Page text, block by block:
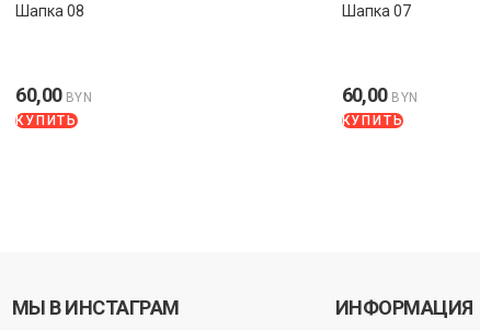
Шапка 08
60,00 BYN
КУПИТЬ
Шапка 07
60,00 BYN
КУПИТЬ
МЫ В ИНСТАГРАМ ИНФОРМАЦИЯ